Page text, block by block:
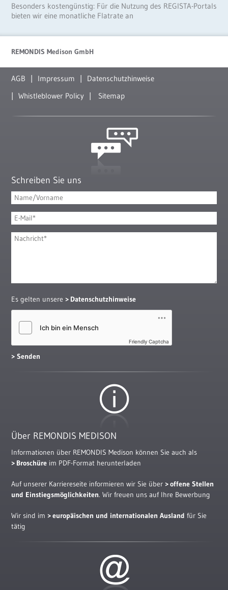
Besonders kostengünstig: Für die Nutzung des REGISTA-Portals
bieten wir eine monatliche Flatrate an
REMONDIS Medison GmbH
AGB Impressum
Datenschutzhinweise
Whistleblower Policy
Sitemap
Schreiben Sie uns
Es gelten unsere Datenschutzhinweise
Friendly Captcha
Über REMONDIS MEDISON
Informationen über REMONDIS Medison können Sie auch als
Broschüre im PDF-Format herunterladen
Auf unserer Karriereseite informieren wir Sie über
offene Stellen
und Einstiegsmöglichkeiten. Wir freuen uns auf Ihre Bewerbung
Wir sind im europäischen und internationalen Ausland für Sie
tätig